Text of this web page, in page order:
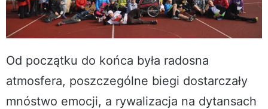
Od początku do końca była radosna
atmosfera, poszczególne biegi dostarczały
mnóstwo emocji, a rywalizacja na dytansach